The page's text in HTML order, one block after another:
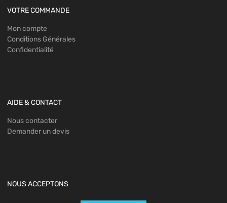
VOTRE COMMANDE
Mon compte
Conditions Générales
Confidentialité
AIDE & CONTACT
Nous contacter
Demander un devis
NOUS ACCEPTONS